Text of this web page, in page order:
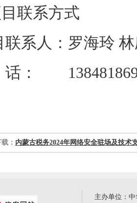
联系方式
联系人：罗海玲
：
： 内蒙古税务2024年网络安全驻场及技术
主办单位：